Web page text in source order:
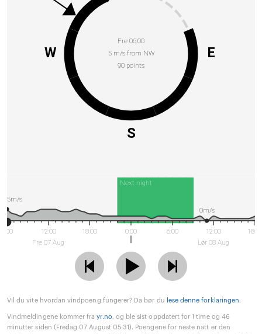
Fre 06:00
5 m/s from NW
90 points
E
S
W
Next night
6:00
12:00
Fre 07 Aug
18:00 0:00 6:00
12:00
Lør 08 Aug
5m/s
0m/s
Vil du vite hvordan vindpoeng fungerer? Da bør du lese denne forklaringen.
Vindmeldingene kommer frayr.no, og ble sist oppdatert for 1 time og 46
minutter siden (Fredag 07 August 05:31). Poengene for neste natt er den